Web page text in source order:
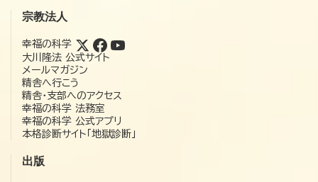
宗教法人
幸福の科学
大川隆法 公式サイト
メールマガジン
精舎へ行こう
精舎・支部へのアクセス
幸福の科学 法務室
幸福の科学 公式アプリ
本格診断サイト「地獄診断」
出版